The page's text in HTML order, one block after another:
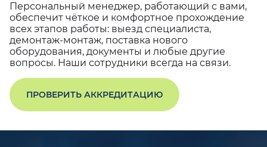
Персональный менеджер, работающий с вами,
обеспечит чёткое и комфортное прохождение
всех этапов работы: выезд специалиста,
демонтаж-монтаж, поставка нового
оборудования, документы и любые другие
вопросы. Наши сотрудники всегда на связи.
ПРОВЕРИТЬ АККРЕДИТАЦИЮ